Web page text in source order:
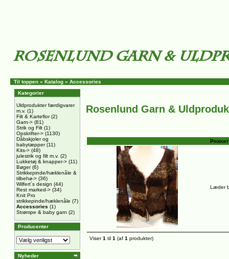
Til toppen » Katalog » Accessories
Kategorier
Uldprodukter færdigvarer
m.v. (1)
Filt & Karteflor(2)
Garn-> (81)
Strik og Filt (1)
Opskrifter-> (1130)
Dåbskjoler og
babytæpper(11)
Kits-> (48)
julestrik og filt m.v. (2)
Lukketøj & knapper-> (11)
Bøger(6)
Strikkepinde/hæklenåle &
tilbehø-> (36)
Wilfert´s design (44)
Rest marked-> (34)
Knit Pro
strikkepinde/hæklenåle (7)
Accessories (1)
Strømpe & baby garn (2)
Producenter
Nyheder
Rosenlund Garn &
Produkt
Læder
Viser1 til 1 (af 1 produkter)